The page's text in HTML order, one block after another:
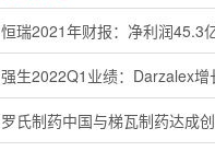
恒瑞2021年财报：净利润45.3
强生2022Q1业绩：Darzalex
罗氏制药中国与梯瓦制药达成